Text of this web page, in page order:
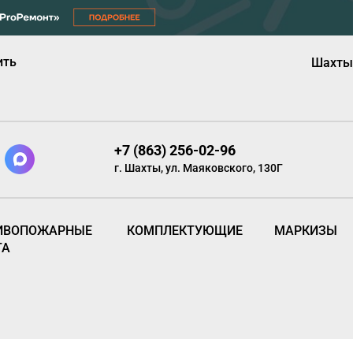
Шахты
+7 (863) 256-02-96
г. Шахты, ул. Маяковского, 130Г
КОМПЛЕКТУЮЩИЕ МАРКИЗЫ